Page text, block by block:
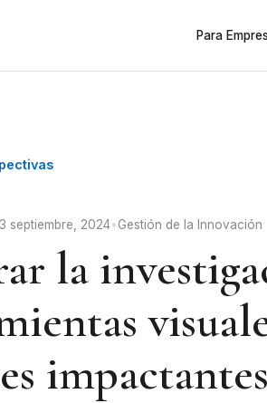
Para
septiembre, 2024•Gestión de la Innovación
la
impactantes